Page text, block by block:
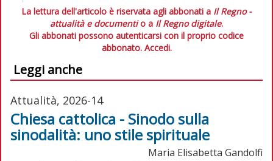
La lettura dell'articolo è riservata agli abbonati a Il Regno -
attualità e documentio a Il Regno digitale.
Gli abbonati possono autenticarsi con il proprio codice
abbonato. Accedi.
Leggi anche
Attualità, 2026-14
Chiesa cattolica - Sinodo sulla
sinodalità: uno stile spirituale
Maria Elisabetta Gandolfi